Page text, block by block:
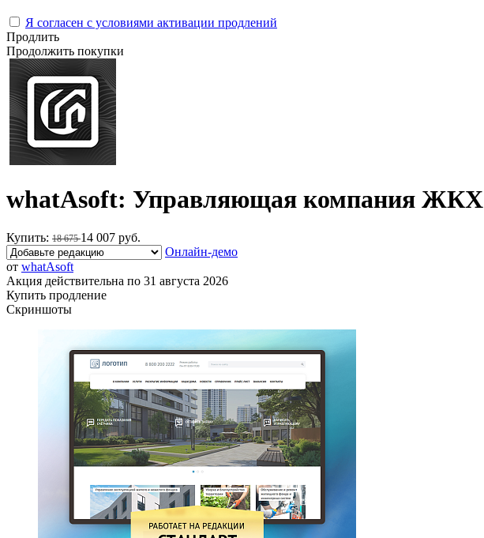
Я согласен с условиями активации продлений
Продлить
Продолжить покупки
whatAsoft: Управляющая компания ЖКХ
Купить: 18 67514 007 руб.
Онлайн-демо
от whatAsoft
Акция действительна по 31 августа 2026
Купить продление
Скриншоты